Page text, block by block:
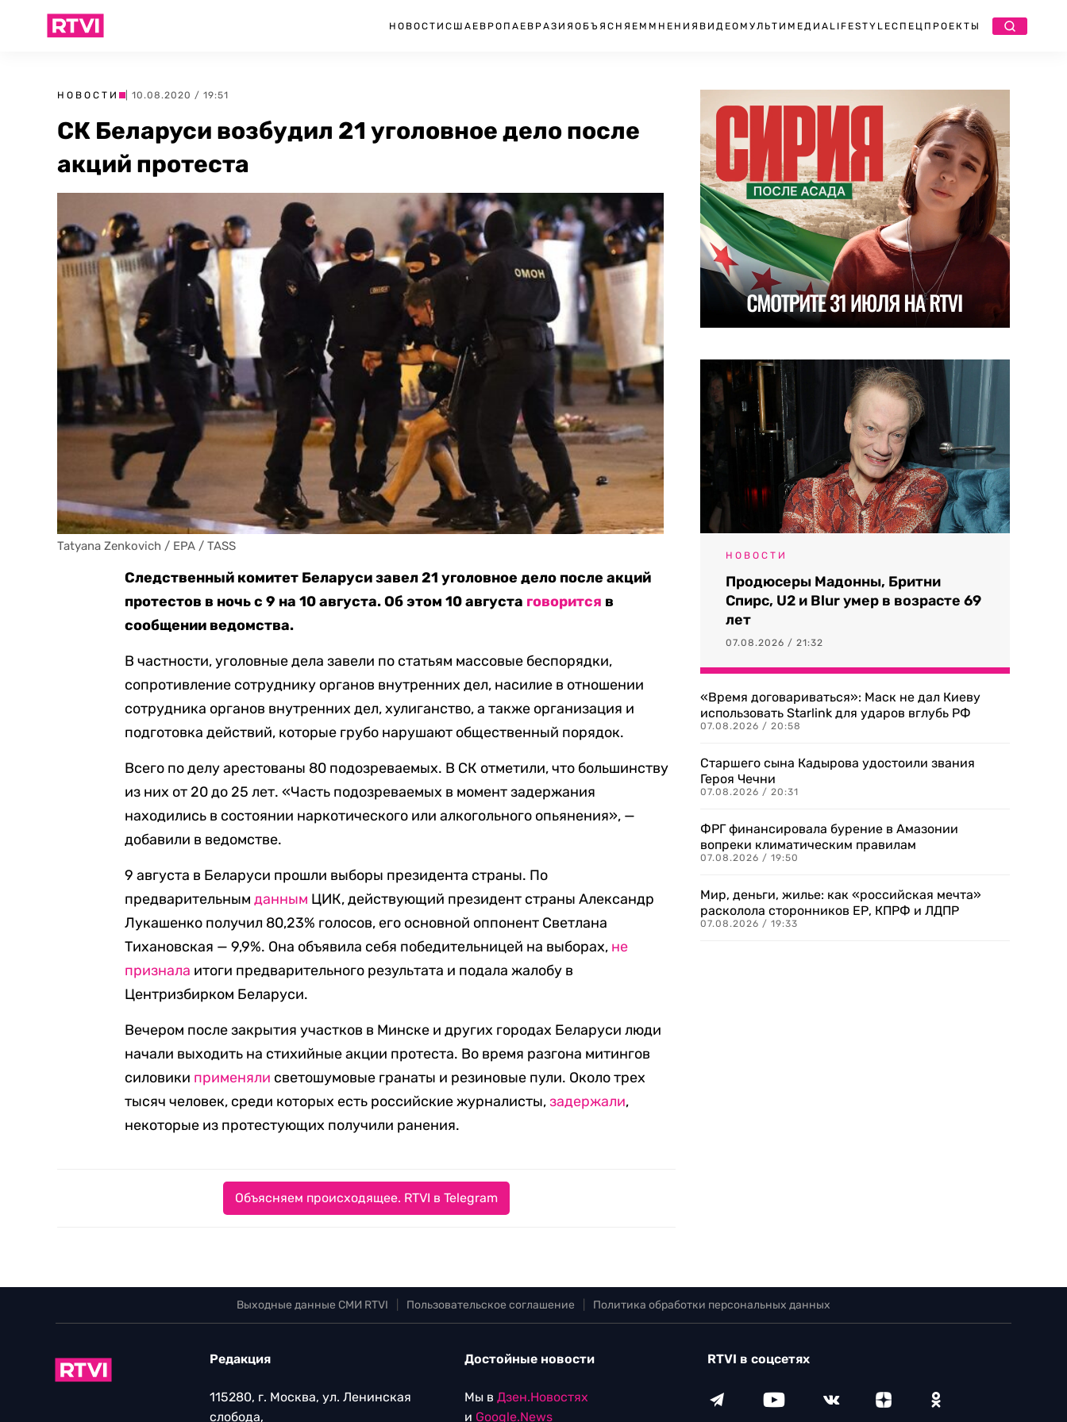
НОВОСТИ США ЕВРОПА ЕВРАЗИЯ ОБЪЯСНЯЕМ МНЕНИЯ ВИДЕО МУЛЬТИМЕДИА LIFESTYLEСПЕЦПРОЕКТЫ
НОВОСТИ | 10.08.2020 / 19:51
СК Беларуси возбудил 21 уголовное дело после
акций протеста
Tatyana Zenkovich / EPA / TASS
Следственный комитет Беларуси завел 21 уголовное дело после акций
протестов в ночь с 9 на 10 августа. Об этом 10 августа говорится в
сообщении ведомства.
В частности, уголовные дела завели по статьям массовые беспорядки,
сопротивление сотруднику органов внутренних дел, насилие в отношении
сотрудника органов внутренних дел, хулиганство, а также организация и
подготовка действий, которые грубо нарушают общественный порядок.
Всего по делу арестованы 80 подозреваемых. В СК отметили, что большинству
из них от 20 до 25 лет. «Часть подозреваемых в момент задержания
находились в состоянии наркотического или алкогольного опьянения», —
добавили в ведомстве.
9 августа в Беларуси прошли выборы президента страны. По
предварительнымданным ЦИК, действующий президент страны Александр
Лукашенко получил 80,23% голосов, его основной оппонент Светлана
Тихановская — 9,9%. Она объявила себя победительницей на выборах, не
признала итоги предварительного результата и подала жалобу в
Центризбирком Беларуси.
Вечером после закрытия участков в Минске и других городах Беларуси люди
начали выходить на стихийные акции протеста. Во время разгона митингов
силовики применяли светошумовые гранаты и резиновые пули. Около трех
тысяч человек, среди которых есть российские журналисты,задержали,
некоторые из протестующих получили ранения.
Объясняем происходящее. RTVI в Telegram
НОВОСТИ
Продюсеры Мадонны, Бритни
Спирс, U2 и Blur умер в возрасте 69
лет
07.08.2026 / 21:32
«Время договариваться»: Маск не дал Киеву
использовать Starlink для ударов вглубь РФ
07.08.2026 / 20:58
Старшего сына Кадырова удостоили звания
Героя Чечни
07.08.2026 / 20:31
ФРГ финансировала бурение в Амазонии
вопреки климатическим правилам
07.08.2026 / 19:50
Мир, деньги, жилье: как «российская мечта»
расколола сторонников ЕР, КПРФ и ЛДПР
07.08.2026 / 19:33
Выходные данные СМИ RTVI Пользовательское соглашение Политика обработки персональных данных
Редакция
115280, г. Москва, ул. Ленинская
слобода,
Достойные новости
Мы в Дзен.Новостях
и Google.News
RTVI в соцсетях